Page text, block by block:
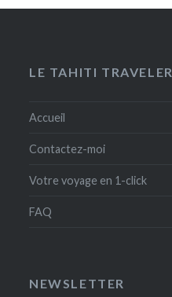
LE TAHITI TRAVELER
Accueil
Contactez-moi
Votre voyage en 1-click
FAQ
NEWSLETTER